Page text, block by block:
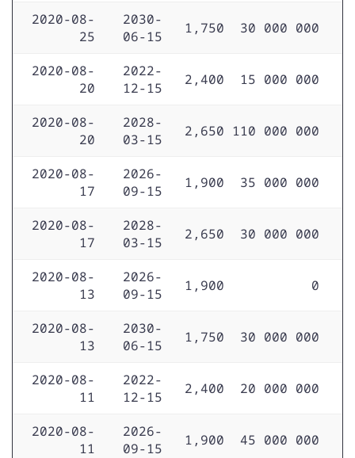
2020-08-
25
2030-
06-15
1,750 30 000 000
2020-08-
20
2022-
12-15
2,400 15 000 000
2020-08-
20
2028-
03-15
2,650 110 000 000
2020-08-
17
2026-
09-15
1,900 35 000 000
2020-08-
17
2028-
03-15
2,650 30 000 000
2020-08-
13
2026-
09-15
1,900 0
2020-08-
13
2030-
06-15
1,750 30 000 000
2020-08-
11
2022-
12-15
2,400 20 000 000
2020-08-
11
2026-
09-15
1,900 45 000 000